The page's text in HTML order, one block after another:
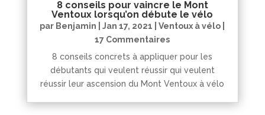
8 conseils pour vaincre le Mont
Ventoux lorsqu’on débute le vélo
par Benjamin |Jan 17, 2021 |Ventoux à vélo
17 Commentaires
8 conseils concrets à appliquer pour les
débutants qui veulent réussir qui veulent
réussir leur ascension du Mont Ventoux à vélo